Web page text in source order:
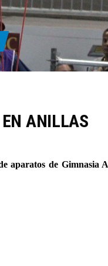
EN ANILLAS
aparatos de Gimnasia